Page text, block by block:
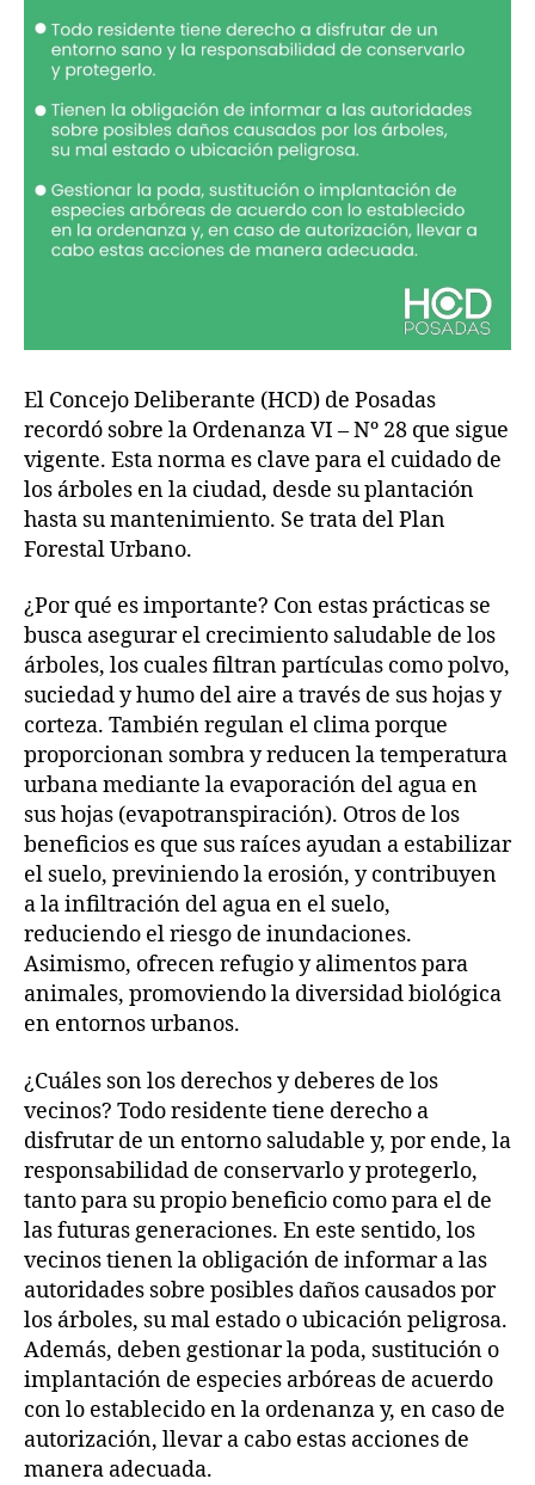
El Concejo Deliberante (HCD) de Posadas
recordó sobre la Ordenanza VI – Nº 28 que sigue
vigente. Esta norma es clave para el cuidado de
los árboles en la ciudad, desde su plantación
hasta su mantenimiento. Se trata del Plan
Forestal Urbano.
¿Por qué es importante? Con estas prácticas se
busca asegurar el crecimiento saludable de los
árboles, los cuales filtran partículas como polvo,
suciedad y humo del aire a través de sus hojas y
corteza. También regulan el clima porque
proporcionan sombra y reducen la temperatura
urbana mediante la evaporación del agua en
sus hojas (evapotranspiración). Otros de los
beneficios es que sus raíces ayudan a estabilizar
el suelo, previniendo la erosión, y contribuyen
a la infiltración del agua en el suelo,
reduciendo el riesgo de inundaciones.
Asimismo, ofrecen refugio y alimentos para
animales, promoviendo la diversidad biológica
en entornos urbanos.
¿Cuáles son los derechos y deberes de los
vecinos? Todo residente tiene derecho a
disfrutar de un entorno saludable y, por ende, la
responsabilidad de conservarlo y protegerlo,
tanto para su propio beneficio como para el de
las futuras generaciones. En este sentido, los
vecinos tienen la obligación de informar a las
autoridades sobre posibles daños causados por
los árboles, su mal estado o ubicación peligrosa.
Además, deben gestionar la poda, sustitución o
implantación de especies arbóreas de acuerdo
con lo establecido en la ordenanza y, en caso de
autorización, llevar a cabo estas acciones de
manera adecuada.